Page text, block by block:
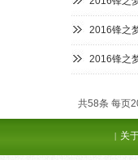
2016锋之
2016锋之
共58条 每页
| 关